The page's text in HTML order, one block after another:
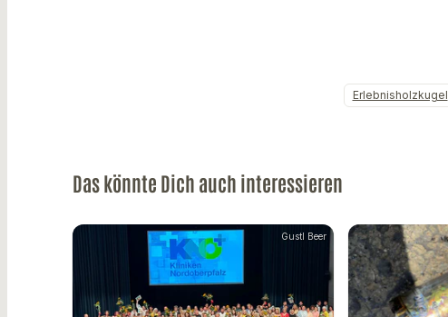
Erlebnisholzkugel
Das könnte Dich auch interessieren
Gustl Beer